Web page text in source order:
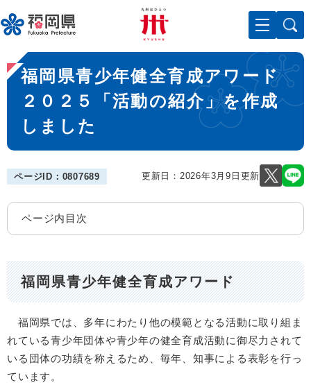
ー
ジ
先
頭
メニューを飛ばして本文へ
本
文
福岡県青少年健全育成アワード
２０２５「活動の紹介」を作成
しました
ページID：0807689 更新日：2026年3月9日更新
ページ内目次
福岡県青少年健全育成アワード
福岡県では、多年にわたり他の模範となる活動に取り組ま
れている青少年団体や青少年の健全育成活動に御尽力されて
いる団体の功績を称えるため、毎年、知事による表彰を行っ
ています。